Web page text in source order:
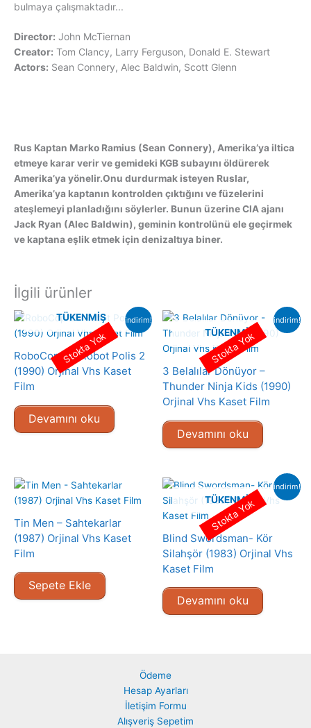
bulmaya çalışmaktadır...
Director: John McTiernan
Creator: Tom Clancy, Larry Ferguson, Donald E. Stewart
Actors: Sean Connery, Alec Baldwin, Scott Glenn
Rus Kaptan Marko Ramius (Sean Connery), Amerika’ya iltica
etmeye karar verir ve gemideki KGB subayını öldürerek
Amerika’ya yönelir.Onu durdurmak isteyen Ruslar,
Amerika’ya kaptanın kontrolden çıktığını ve füzelerini
ateşlemeyi planladığını söylerler. Bunun üzerine CIA ajanı
Jack Ryan (Alec Baldwin), geminin kontrolünü ele geçirmek
ve kaptana eşlik etmek için denizaltıya biner.
İlgili ürünler
indirim!
TÜKENMIŞ
RoboCop 2 – Robot Polis 2
(1990) Orjinal Vhs Kaset
Film
Devamını oku
Stokta Yok
indirim!
TÜKENMIŞ
3 Belalılar Dönüyor –
Thunder Ninja Kids (1990)
Orjinal Vhs Kaset Film
Devamını oku
Stokta Yok
Tin Men – Sahtekarlar
(1987) Orjinal Vhs Kaset
Film
Sepete Ekle
indirim!
TÜKENMIŞ
Blind Swordsman- Kör
Silahşör (1983) Orjinal Vhs
Kaset Film
Devamını oku
Stokta Yok
Ödeme
Hesap Ayarları
İletişim Formu
Alışveriş Sepetim